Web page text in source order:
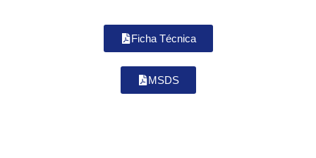
Ficha Técnica
MSDS